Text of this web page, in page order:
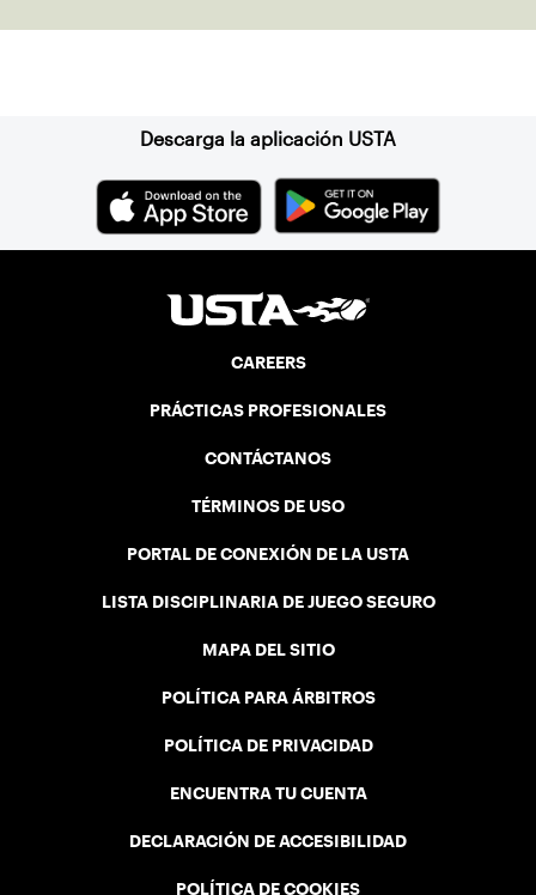
Descarga la aplicación USTA
CAREERS
PRÁCTICAS PROFESIONALES
CONTÁCTANOS
TÉRMINOS DE USO
PORTAL DE CONEXIÓN DE LA USTA
LISTA DISCIPLINARIA DE JUEGO SEGURO
MAPA DEL SITIO
POLÍTICA PARA ÁRBITROS
POLÍTICA DE PRIVACIDAD
ENCUENTRA TU CUENTA
DECLARACIÓN DE ACCESIBILIDAD
POLÍTICA DE COOKIES